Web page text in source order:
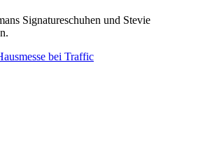
Signatureschuhen und Stevie
bei Traffic